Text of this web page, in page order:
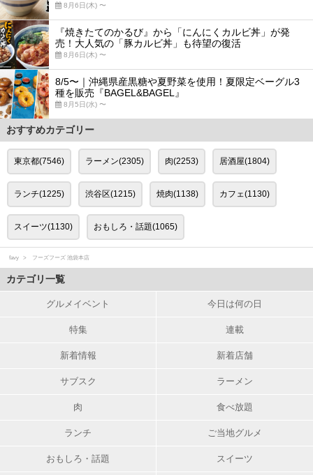
8月6日(木) 〜
『焼きたてのかるび』から「にんにくカルビ丼」が発
売！大人気の「豚カルビ丼」も待望の復活
8月6日(木) 〜
8/5〜｜沖縄県産黒糖や夏野菜を使用！夏限定ベーグル3
種を販売『BAGEL&BAGEL』
8月5日(水) 〜
おすすめカテゴリー
東京都(7546) ラーメン(2305) 肉(2253) 居酒屋(1804)
ランチ(1225) 渋谷区(1215) 焼肉(1138) カフェ(1130)
スイーツ(1130) おもしろ・話題(1065)
favy フーズフーズ 池袋本店
カテゴリ一覧
グルメイベント 今日は何の日
特集 連載
新着情報 新着店舗
サブスク ラーメン
肉 食べ放題
ランチ ご当地グルメ
おもしろ・話題 スイーツ